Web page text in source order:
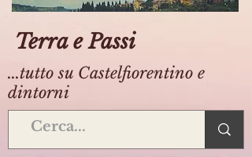
Terra e Passi
...tutto su Castelfiorentino e
dintorni